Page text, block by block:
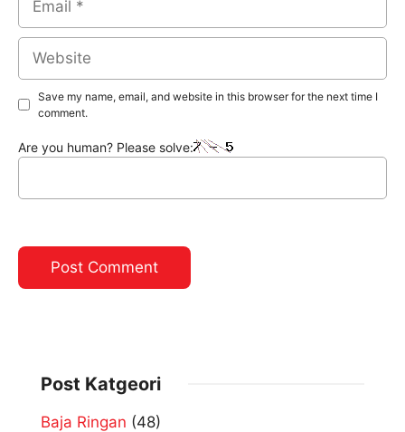
Website
Save my name, email, and website in this browser for the next time I
comment.
Are you human? Please solve:
Post Katgeori
Baja Ringan (48)